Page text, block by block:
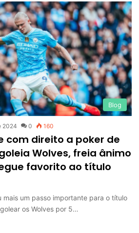
Blog
2024 0 160
com direito a poker de
Wolves, freia ânimo
favorito ao título
mais um passo importante para o título
os Wolves por 5…